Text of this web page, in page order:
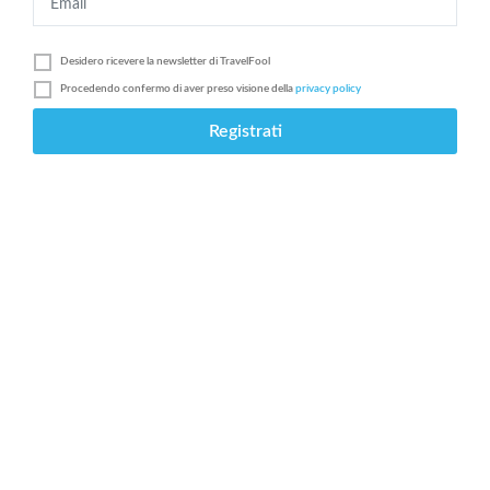
Desidero ricevere la newsletter di TravelFool
Procedendo confermo di aver preso visione della privacy policy
Registrati